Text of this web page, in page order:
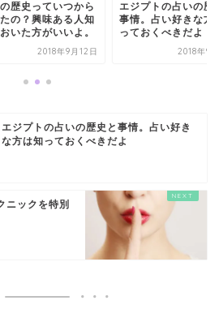
歴史っていつから
の？興味ある人知
いた方がいいよ。
2018年9月12日
エジプトの占いの歴
事情。占い好きな方
っておくべきだよ
2018年9
エジプトの占いの歴史と事情。占い好き
な方は知っておくべきだよ
ニックを特別